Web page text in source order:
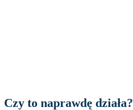
Czy to naprawdę działa?